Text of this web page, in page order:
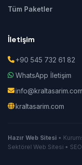
Tüm Paketler
İletişim
+90 545 732 61 82
WhatsApp İletişim
info@kraltasarim.com
kraltasarim.com
Hazır Web Sitesi •
Sektörel Web Sitesi •